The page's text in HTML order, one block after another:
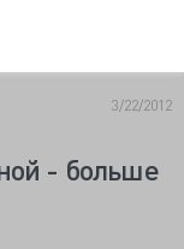
3/22/2012
- больше